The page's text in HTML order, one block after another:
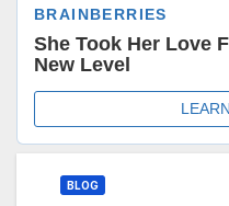
BLOG